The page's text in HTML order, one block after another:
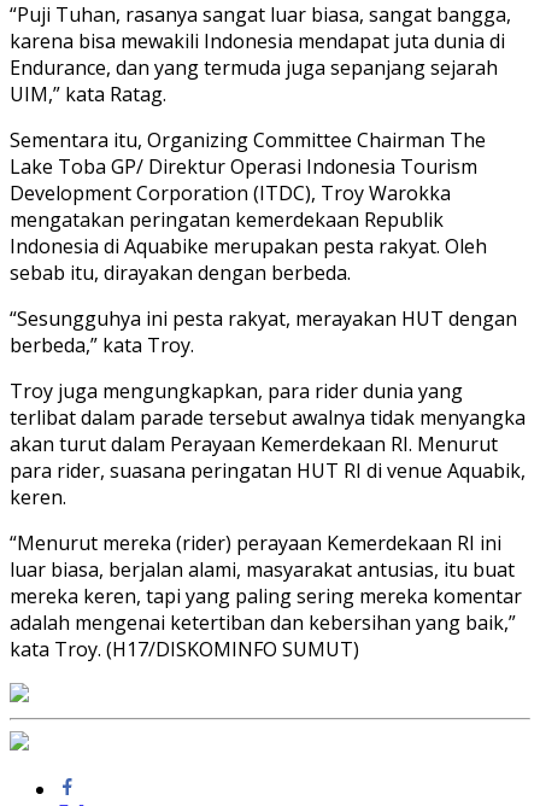
“Puji Tuhan, rasanya sangat luar biasa, sangat bangga,
karena bisa mewakili Indonesia mendapat juta dunia di
Endurance, dan yang termuda juga sepanjang sejarah
UIM,” kata Ratag.
Sementara itu, Organizing Committee Chairman The
Lake Toba GP/ Direktur Operasi Indonesia Tourism
Development Corporation (ITDC), Troy Warokka
mengatakan peringatan kemerdekaan Republik
Indonesia di Aquabike merupakan pesta rakyat. Oleh
sebab itu, dirayakan dengan berbeda.
“Sesungguhya ini pesta rakyat, merayakan HUT dengan
berbeda,” kata Troy.
Troy juga mengungkapkan, para rider dunia yang
terlibat dalam parade tersebut awalnya tidak menyangka
akan turut dalam Perayaan Kemerdekaan RI. Menurut
para rider, suasana peringatan HUT RI di venue Aquabik,
keren.
“Menurut mereka (rider) perayaan Kemerdekaan RI ini
luar biasa, berjalan alami, masyarakat antusias, itu buat
mereka keren, tapi yang paling sering mereka komentar
adalah mengenai ketertiban dan kebersihan yang baik,”
kata Troy. (H17/DISKOMINFO SUMUT)